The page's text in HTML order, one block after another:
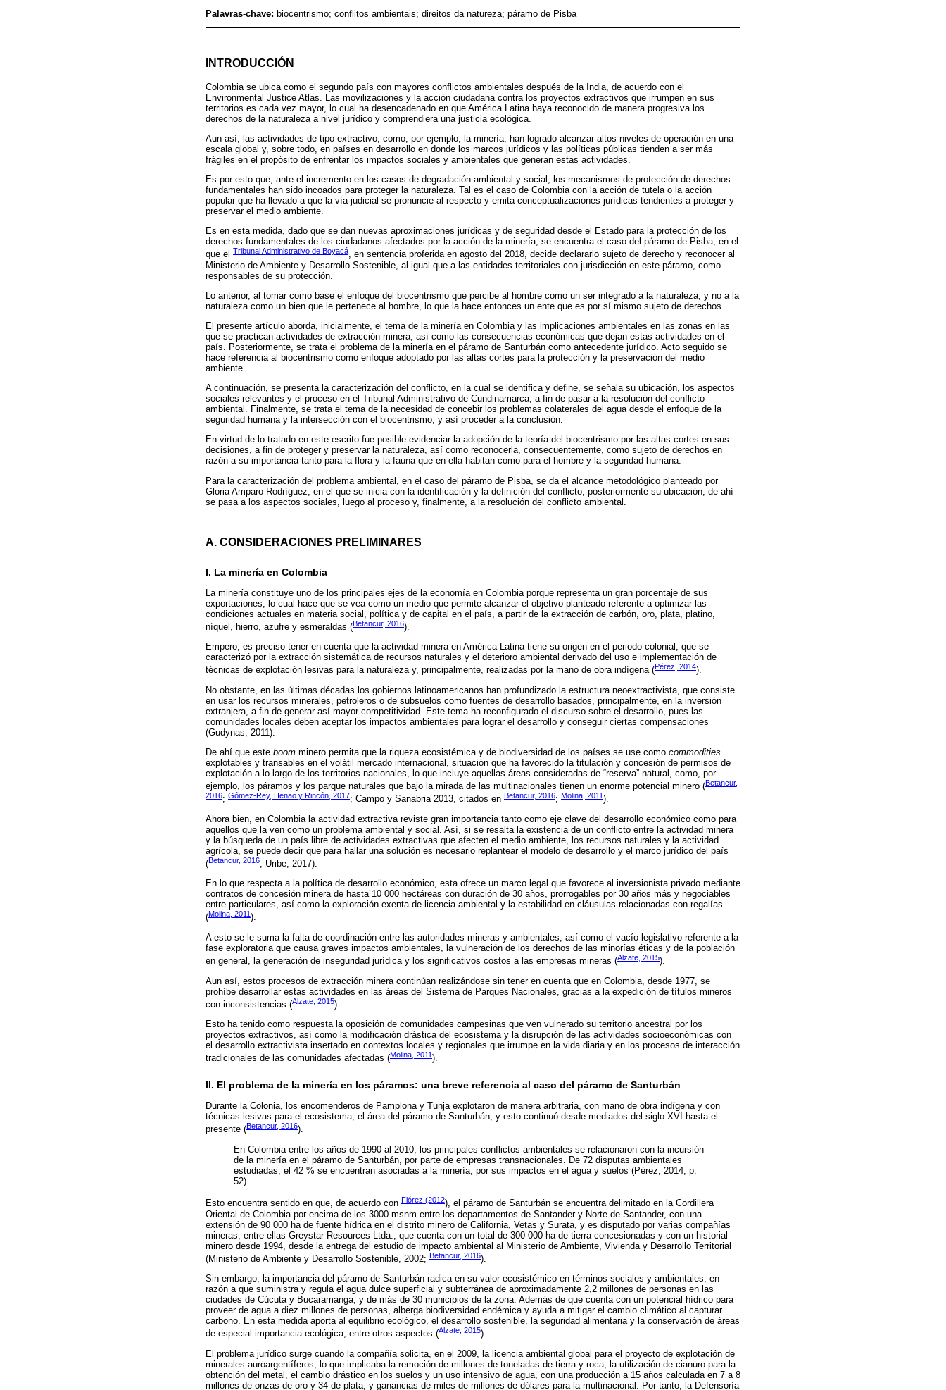
Palavras-chave: biocentrismo; conflitos ambientais; direitos da natureza; páramo de Pisba
INTRODUCCIÓN
Colombia se ubica como el segundo país con mayores conflictos ambientales después de la India, de acuerdo con el
Environmental Justice Atlas. Las movilizaciones y la acción ciudadana contra los proyectos extractivos que irrumpen en sus
territorios es cada vez mayor, lo cual ha desencadenado en que América Latina haya reconocido de manera progresiva los
derechos de la naturaleza a nivel jurídico y comprendiera una justicia ecológica.
Aun así, las actividades de tipo extractivo, como, por ejemplo, la minería, han logrado alcanzar altos niveles de operación en una
escala global y, sobre todo, en países en desarrollo en donde los marcos jurídicos y las políticas públicas tienden a ser más
frágiles en el propósito de enfrentar los impactos sociales y ambientales que generan estas actividades.
Es por esto que, ante el incremento en los casos de degradación ambiental y social, los mecanismos de protección de derechos
fundamentales han sido incoados para proteger la naturaleza. Tal es el caso de Colombia con la acción de tutela o la acción
popular que ha llevado a que la vía judicial se pronuncie al respecto y emita conceptualizaciones jurídicas tendientes a proteger y
preservar el medio ambiente.
Es en esta medida, dado que se dan nuevas aproximaciones jurídicas y de seguridad desde el Estado para la protección de los
derechos fundamentales de los ciudadanos afectados por la acción de la minería, se encuentra el caso del páramo de Pisba, en el
que el Tribunal Administrativo de Boyacá, en sentencia proferida en agosto del 2018, decide declararlo sujeto de derecho y reconocer al
Ministerio de Ambiente y Desarrollo Sostenible, al igual que a las entidades territoriales con jurisdicción en este páramo, como
responsables de su protección.
Lo anterior, al tomar como base el enfoque del biocentrismo que percibe al hombre como un ser integrado a la naturaleza, y no a la
naturaleza como un bien que le pertenece al hombre, lo que la hace entonces un ente que es por sí mismo sujeto de derechos.
El presente artículo aborda, inicialmente, el tema de la minería en Colombia y las implicaciones ambientales en las zonas en las
que se practican actividades de extracción minera, así como las consecuencias económicas que dejan estas actividades en el
país. Posteriormente, se trata el problema de la minería en el páramo de Santurbán como antecedente jurídico. Acto seguido se
hace referencia al biocentrismo como enfoque adoptado por las altas cortes para la protección y la preservación del medio
ambiente.
A continuación, se presenta la caracterización del conflicto, en la cual se identifica y define, se señala su ubicación, los aspectos
sociales relevantes y el proceso en el Tribunal Administrativo de Cundinamarca, a fin de pasar a la resolución del conflicto
ambiental. Finalmente, se trata el tema de la necesidad de concebir los problemas colaterales del agua desde el enfoque de la
seguridad humana y la intersección con el biocentrismo, y así proceder a la conclusión.
En virtud de lo tratado en este escrito fue posible evidenciar la adopción de la teoría del biocentrismo por las altas cortes en sus
decisiones, a fin de proteger y preservar la naturaleza, así como reconocerla, consecuentemente, como sujeto de derechos en
razón a su importancia tanto para la flora y la fauna que en ella habitan como para el hombre y la seguridad humana.
Para la caracterización del problema ambiental, en el caso del páramo de Pisba, se da el alcance metodológico planteado por
Gloria Amparo Rodríguez, en el que se inicia con la identificación y la definición del conflicto, posteriormente su ubicación, de ahí
se pasa a los aspectos sociales, luego al proceso y, finalmente, a la resolución del conflicto ambiental.
A. CONSIDERACIONES PRELIMINARES
I. La minería en Colombia
La minería constituye uno de los principales ejes de la economía en Colombia porque representa un gran porcentaje de sus
exportaciones, lo cual hace que se vea como un medio que permite alcanzar el objetivo planteado referente a optimizar las
condiciones actuales en materia social, política y de capital en el país, a partir de la extracción de carbón, oro, plata, platino,
níquel, hierro, azufre y esmeraldas (Betancur, 2016).
Empero, es preciso tener en cuenta que la actividad minera en América Latina tiene su origen en el periodo colonial, que se
caracterizó por la extracción sistemática de recursos naturales y el deterioro ambiental derivado del uso e implementación de
técnicas de explotación lesivas para la naturaleza y, principalmente, realizadas por la mano de obra indígena (Pérez, 2014).
No obstante, en las últimas décadas los gobiernos latinoamericanos han profundizado la estructura neoextractivista, que consiste
en usar los recursos minerales, petroleros o de subsuelos como fuentes de desarrollo basados, principalmente, en la inversión
extranjera, a fin de generar así mayor competitividad. Este tema ha reconfigurado el discurso sobre el desarrollo, pues las
comunidades locales deben aceptar los impactos ambientales para lograr el desarrollo y conseguir ciertas compensaciones
(Gudynas, 2011).
De ahí que este boom minero permita que la riqueza ecosistémica y de biodiversidad de los países se use como commodities
explotables y transables en el volátil mercado internacional, situación que ha favorecido la titulación y concesión de permisos de
explotación a lo largo de los territorios nacionales, lo que incluye aquellas áreas consideradas de “reserva” natural, como, por
ejemplo, los páramos y los parque naturales que bajo la mirada de las multinacionales tienen un enorme potencial minero (Betancur,
2016; Gómez-Rey, Henao y Rincón, 2017; Campo y Sanabria 2013, citados en Betancur, 2016; Molina, 2011 ).
Ahora bien, en Colombia la actividad extractiva reviste gran importancia tanto como eje clave del desarrollo económico como para
aquellos que la ven como un problema ambiental y social. Así, si se resalta la existencia de un conflicto entre la actividad minera
y la búsqueda de un país libre de actividades extractivas que afecten el medio ambiente, los recursos naturales y la actividad
agrícola, se puede decir que para hallar una solución es necesario replantear el modelo de desarrollo y el marco jurídico del país
(Betancur, 2016; Uribe, 2017).
En lo que respecta a la política de desarrollo económico, esta ofrece un marco legal que favorece al inversionista privado mediante
contratos de concesión minera de hasta 10 000 hectáreas con duración de 30 años, prorrogables por 30 años más y negociables
entre particulares, así como la exploración exenta de licencia ambiental y la estabilidad en cláusulas relacionadas con regalías
(Molina, 2011).
A esto se le suma la falta de coordinación entre las autoridades mineras y ambientales, así como el vacío legislativo referente a la
fase exploratoria que causa graves impactos ambientales, la vulneración de los derechos de las minorías éticas y de la población
en general, la generación de inseguridad jurídica y los significativos costos a las empresas mineras (Alzate, 2015).
Aun así, estos procesos de extracción minera continúan realizándose sin tener en cuenta que en Colombia, desde 1977, se
prohíbe desarrollar estas actividades en las áreas del Sistema de Parques Nacionales, gracias a la expedición de títulos mineros
con inconsistencias (Alzate, 2015).
Esto ha tenido como respuesta la oposición de comunidades campesinas que ven vulnerado su territorio ancestral por los
proyectos extractivos, así como la modificación drástica del ecosistema y la disrupción de las actividades socioeconómicas con
el desarrollo extractivista insertado en contextos locales y regionales que irrumpe en la vida diaria y en los procesos de interacción
tradicionales de las comunidades afectadas (Molina, 2011).
II. El problema de la minería en los páramos: una breve referencia al caso del páramo de Santurbán
Durante la Colonia, los encomenderos de Pamplona y Tunja explotaron de manera arbitraria, con mano de obra indígena y con
técnicas lesivas para el ecosistema, el área del páramo de Santurbán, y esto continuó desde mediados del siglo XVI hasta el
presente (Betancur, 2016).
En Colombia entre los años de 1990 al 2010, los principales conflictos ambientales se relacionaron con la incursión
de la minería en el páramo de Santurbán, por parte de empresas transnacionales. De 72 disputas ambientales
estudiadas, el 42 % se encuentran asociadas a la minería, por sus impactos en el agua y suelos (Pérez, 2014, p.
52).
Esto encuentra sentido en que, de acuerdo con Flórez (2012), el páramo de Santurbán se encuentra delimitado en la Cordillera
Oriental de Colombia por encima de los 3000 msnm entre los departamentos de Santander y Norte de Santander, con una
extensión de 90 000 ha de fuente hídrica en el distrito minero de California, Vetas y Surata, y es disputado por varias compañías
mineras, entre ellas Greystar Resources Ltda., que cuenta con un total de 300 000 ha de tierra concesionadas y con un historial
minero desde 1994, desde la entrega del estudio de impacto ambiental al Ministerio de Ambiente, Vivienda y Desarrollo Territorial
(Ministerio de Ambiente y Desarrollo Sostenible, 2002; Betancur, 2016).
Sin embargo, la importancia del páramo de Santurbán radica en su valor ecosistémico en términos sociales y ambientales, en
razón a que suministra y regula el agua dulce superficial y subterránea de aproximadamente 2,2 millones de personas en las
ciudades de Cúcuta y Bucaramanga, y de más de 30 municipios de la zona. Además de que cuenta con un potencial hídrico para
proveer de agua a diez millones de personas, alberga biodiversidad endémica y ayuda a mitigar el cambio climático al capturar
carbono. En esta medida aporta al equilibrio ecológico, el desarrollo sostenible, la seguridad alimentaria y la conservación de áreas
de especial importancia ecológica, entre otros aspectos (Alzate, 2015).
El problema jurídico surge cuando la compañía solicita, en el 2009, la licencia ambiental global para el proyecto de explotación de
minerales auroargentíferos, lo que implicaba la remoción de millones de toneladas de tierra y roca, la utilización de cianuro para la
obtención del metal, el cambio drástico en los suelos y un uso intensivo de agua, con una producción a 15 años calculada en 7 a 8
millones de onzas de oro y 34 de plata, y ganancias de miles de millones de dólares para la multinacional. Por tanto, la Defensoría